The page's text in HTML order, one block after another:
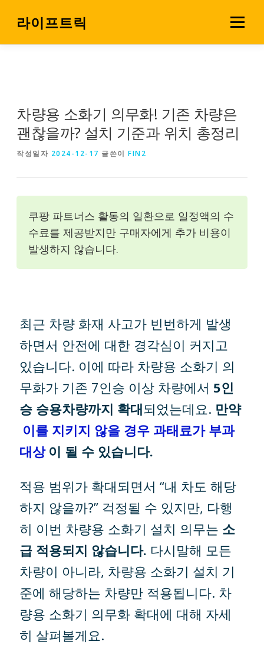
라이프트릭 메뉴
차량용 소화기 의무화! 기존 차량은
괜찮을까? 설치 기준과 위치 총정리
작성일자 2024-12-17 글쓴이FIN2
쿠팡 파트너스 활동의 일환으로 일정액의 수
수료를 제공받지만 구매자에게 추가 비용이
발생하지 않습니다.
최근 차량 화재 사고가 빈번하게 발생
하면서 안전에 대한 경각심이 커지고
있습니다. 이에 따라 차량용 소화기 의
무화가 기존 7인승 이상 차량에서 5인
승 승용차량까지 확대되었는데요. 만약
이를 지키지 않을 경우 과태료가 부과
대상 이 될 수 있습니다.
적용 범위가 확대되면서 “내 차도 해당
하지 않을까?” 걱정될 수 있지만, 다행
히 이번 차량용 소화기 설치 의무는 소
급 적용되지 않습니다. 다시말해 모든
차량이 아니라, 차량용 소화기 설치 기
준에 해당하는 차량만 적용됩니다. 차
량용 소화기 의무화 확대에 대해 자세
히 살펴볼게요.